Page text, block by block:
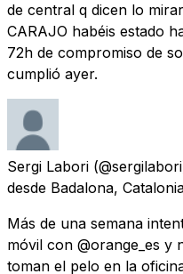
de central q dicen lo
CARAJO habéis estado
72h de compromiso de
cumplió ayer.
Sergi Labori
desde Badalona,
Más de una semana
móvil con @orange_es y
toman el pelo en la